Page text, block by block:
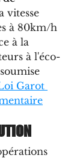
vitesse
à 80km/h
à la
à l'éco-
Garot